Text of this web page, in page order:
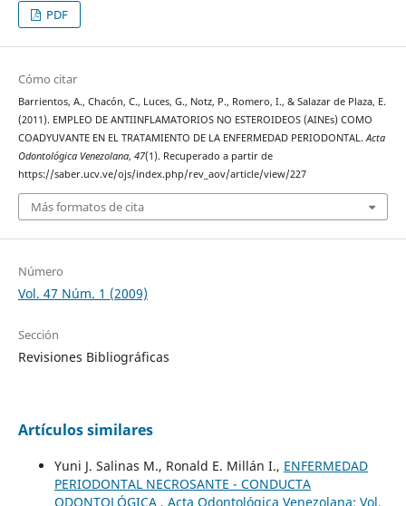
PDF
Cómo citar
Barrientos, A., Chacón, C., Luces, G., Notz, P., Romero, I., & Salazar de Plaza, E.
(2011). EMPLEO DE ANTIINFLAMATORIOS NO ESTEROIDEOS (AINEs) COMO
COADYUVANTE EN EL TRATAMIENTO DE LA ENFERMEDAD PERIODONTAL.Acta
Odontológica Venezolana, 47(1). Recuperado a partir de
https://saber.ucv.ve/ojs/index.php/rev_aov/article/view/227
Más formatos de cita
Número
Vol. 47 Núm. 1 (2009)
Sección
Revisiones Bibliográficas
Artículos similares
Yuni J. Salinas M., Ronald E. Millán I., ENFERMEDAD
PERIODONTAL NECROSANTE - CONDUCTA
ODONTOLÓGICA , Acta Odontológica Venezolana: Vol.